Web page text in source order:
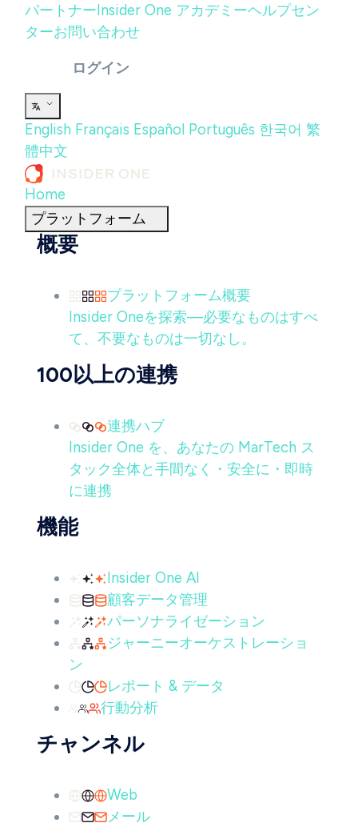
パートナー Insider One アカデミーヘルプセン
ターお問い合わせ
ログイン
English Français Español Português 한국어 繁
體中文
Home
プラットフォーム
概要
プラットフォーム概要
Insider Oneを探索—必要なものはすべ
て、不要なものは一切なし。
100以上の連携
連携ハブ
Insider One を、あなたの MarTech ス
タック全体と手間なく・安全に・即時
に連携
機能
Insider One AI
顧客データ管理
パーソナライゼーション
ジャーニーオーケストレーショ
ン
レポート & データ
行動分析
チャンネル
Web
メール